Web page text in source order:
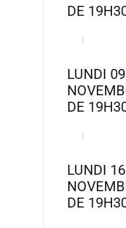
DE
LUNDI 09
DE
LUNDI 16
DE